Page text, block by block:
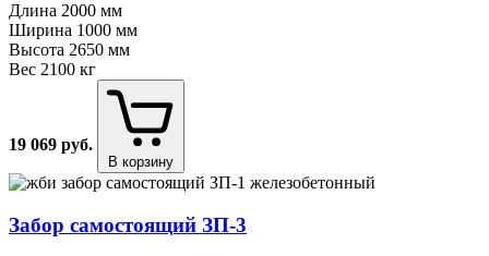
Длина 2000 мм
Ширина 1000 мм
Высота 2650 мм
Вес 2100 кг
19 069 руб.
В корзину
Забор самостоящий ЗП⁠-⁠3